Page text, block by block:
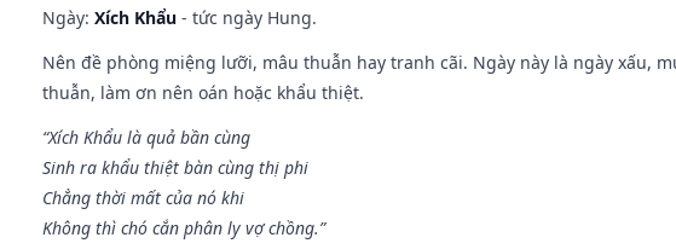
Ngày: Xích Khẩu - tức ngày Hung.
Nên đề phòng miệng lưỡi, mâu thuẫn hay tranh cãi. Ngày này là ngày xấu,
thuẫn, làm ơn nên oán hoặc khẩu thiệt.
“Xích Khẩu là quả bần cùng
Sinh ra khẩu thiệt bàn cùng thị phi
Chẳng thời mất của nó khi
Không thì chó cắn phân ly vợ chồng.”